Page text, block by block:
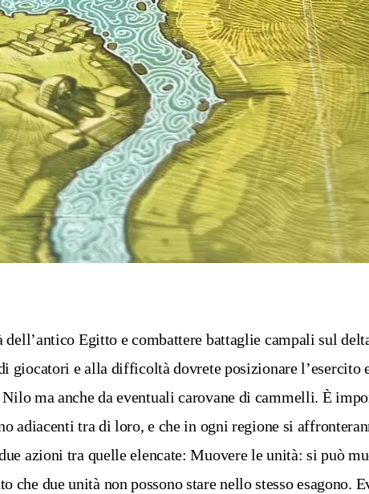
Egitto e combattere battaglie campali sul
giocatori e alla difficoltà dovrete posizionare
ma anche da eventuali carovane di cammelli. È
adiacenti tra di loro, e che in ogni regione si
azioni tra quelle elencate: Muovere le unità: si può
due unità non possono stare nello stesso esagono.